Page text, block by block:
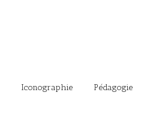
Iconographie Pédagogie